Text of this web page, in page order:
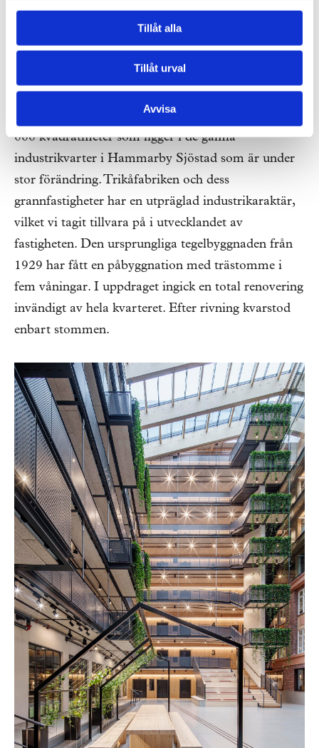
Tillåt alla
Tillåt urval
Avvisa
Foto: Felix Gerlach.
Ett område i förändring
Trikåfabriken är en kontorsbyggnad om cirka 25
000 kvadratmeter som ligger i de gamla
industrikvarter i Hammarby Sjöstad som är under
stor förändring. Trikåfabriken och dess
grannfastigheter har en utpräglad industrikaraktär,
vilket vi tagit tillvara på i utvecklandet av
fastigheten. Den ursprungliga tegelbyggnaden från
1929 har fått en påbyggnation med trästomme i
fem våningar. I uppdraget ingick en total renovering
invändigt av hela kvarteret. Efter rivning kvarstod
enbart stommen.